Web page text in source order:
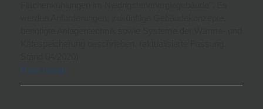
Mehr Lesen